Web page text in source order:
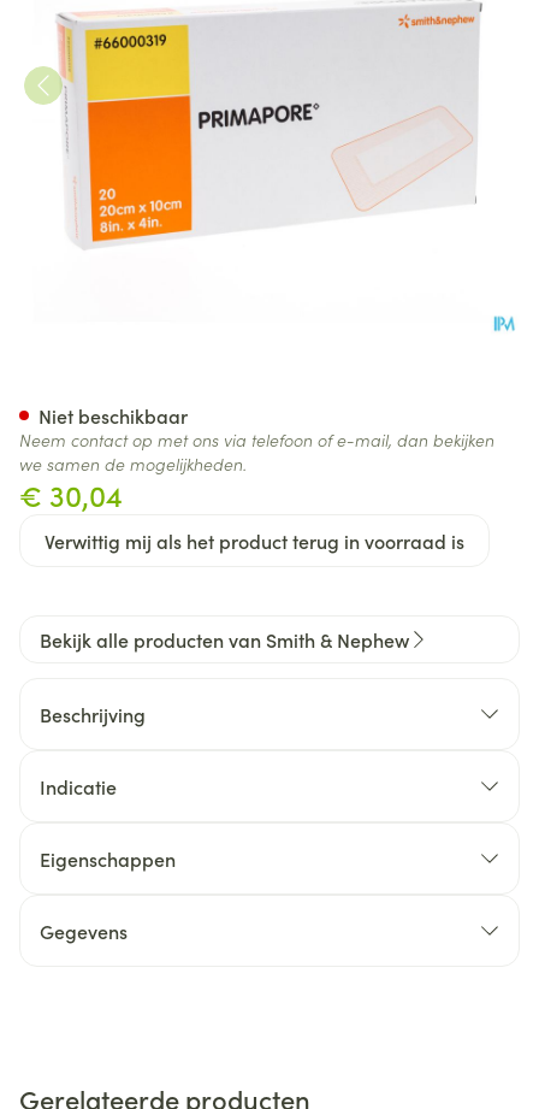
€ 30,04
Verwittig mij als het product terug in voorraad is
Niet beschikbaar
Neem contact op met ons via telefoon of e-mail, dan bekijken
we samen de mogelijkheden.
Bekijk alle producten van Smith & Nephew
Beschrijving
Indicatie
Eigenschappen
Gegevens
Gerelateerde producten